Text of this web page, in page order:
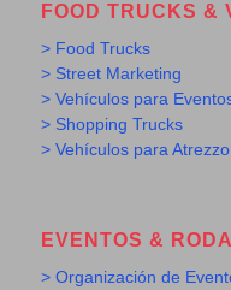
FOOD TRUCKS &
> Food Trucks
> Street Marketing
> Vehículos para
> Shopping Trucks
> Vehículos para Atrezzo
EVENTOS &
> Organización de